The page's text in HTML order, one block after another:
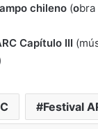
chileno (obra
Capítulo III
Festival